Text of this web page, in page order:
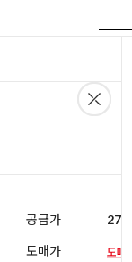
공급가
도매가